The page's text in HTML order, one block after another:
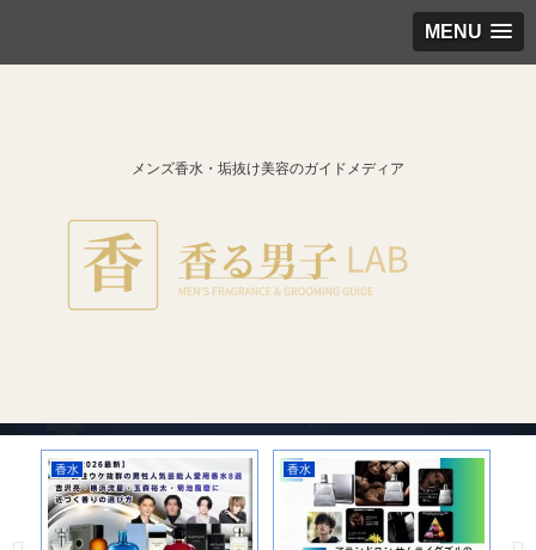
MENU
メンズ香水・垢抜け美容のガイドメディア
香水 香水